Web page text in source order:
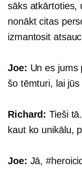
sāks atkārtoties,
nonākt citas
izmantosit
Joe: Un es jums
šo tēmturi, lai
Richard: Tieši
kaut ko unikālu,
Joe: Jā,